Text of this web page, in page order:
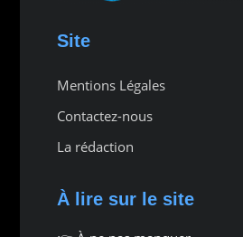
Site
Mentions Légales
Contactez-nous
La rédaction
À lire sur le site